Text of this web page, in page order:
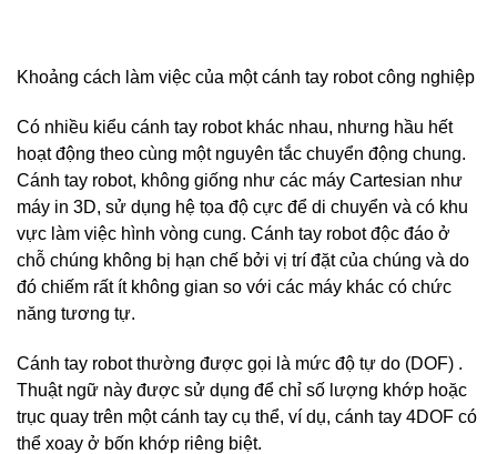
Khoảng cách làm việc của một cánh tay robot công nghiệp
Có nhiều kiểu cánh tay robot khác nhau, nhưng hầu hết
hoạt động theo cùng một nguyên tắc chuyển động chung.
Cánh tay robot, không giống như các máy Cartesian như
máy in 3D, sử dụng hệ tọa độ cực để di chuyển và có khu
vực làm việc hình vòng cung. Cánh tay robot độc đáo ở
chỗ chúng không bị hạn chế bởi vị trí đặt của chúng và do
đó chiếm rất ít không gian so với các máy khác có chức
năng tương tự.
Cánh tay robot thường được gọi là mức độ tự do (DOF) .
Thuật ngữ này được sử dụng để chỉ số lượng khớp hoặc
trục quay trên một cánh tay cụ thể, ví dụ, cánh tay 4DOF có
thể xoay ở bốn khớp riêng biệt.